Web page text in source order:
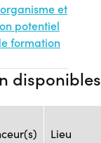
et
potentiel
formation
disponibles
Lieu